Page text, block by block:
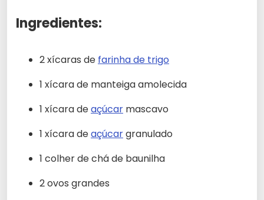
Ingredientes:
2 xícaras de farinha de trigo
1 xícara de manteiga amolecida
1 xícara deaçúcar mascavo
1 xícara deaçúcargranulado
1 colher de chá de baunilha
2 ovos grandes